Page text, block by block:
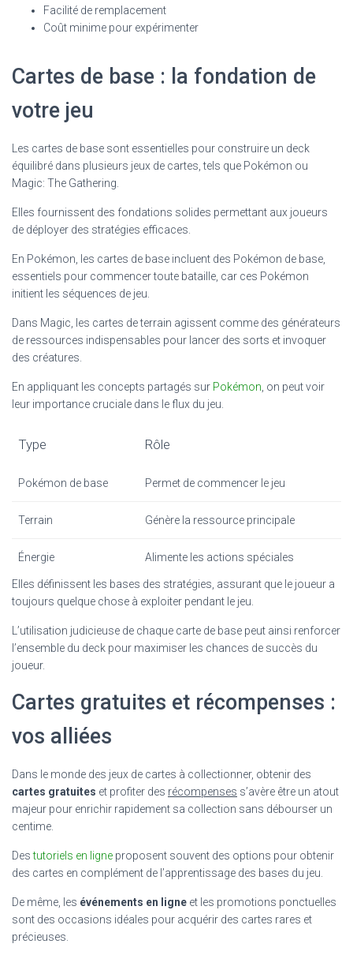
Facilité de remplacement
Coût minime pour expérimenter
Cartes de base : la fondation de
votre jeu
Les cartes de base sont essentielles pour construire un deck
équilibré dans plusieurs jeux de cartes, tels que Pokémon ou
Magic: The Gathering.
Elles fournissent des fondations solides permettant aux joueurs
de déployer des stratégies efficaces.
En Pokémon, les cartes de base incluent des Pokémon de base,
essentiels pour commencer toute bataille, car ces Pokémon
initient les séquences de jeu.
Dans Magic, les cartes de terrain agissent comme des générateurs
de ressources indispensables pour lancer des sorts et invoquer
des créatures.
En appliquant les concepts partagés sur Pokémon , on peut voir
leur importance cruciale dans le flux du jeu.
Type Rôle
Pokémon de base Permet de commencer le jeu
Terrain Génère la ressource principale
Énergie Alimente les actions spéciales
Elles définissent les bases des stratégies, assurant que le joueur a
toujours quelque chose à exploiter pendant le jeu.
L’utilisation judicieuse de chaque carte de base peut ainsi renforcer
l’ensemble du deck pour maximiser les chances de succès du
joueur.
Cartes gratuites et récompenses :
vos alliées
Dans le monde des jeux de cartes à collectionner, obtenir des
cartes gratuites et profiter des récompenses s’avère être un atout
majeur pour enrichir rapidement sa collection sans débourser un
centime.
Destutoriels en ligne proposent souvent des options pour obtenir
des cartes en complément de l’apprentissage des bases du jeu.
De même, les événements en ligne et les promotions ponctuelles
sont des occasions idéales pour acquérir des cartes rares et
précieuses.